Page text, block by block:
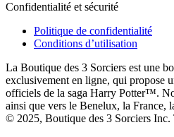
Confidentialité et sécurité
Politique de confidentialité
Conditions d’utilisation
La Boutique des 3 Sorciers est une
exclusivement en ligne, qui propose
officiels de la saga Harry Potter™.
ainsi que vers le Benelux, la France,
© 2025, Boutique des 3 Sorciers Inc.